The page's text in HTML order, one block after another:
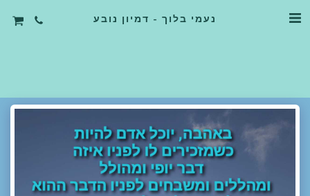
נעמי בלוך - דמיון נובע